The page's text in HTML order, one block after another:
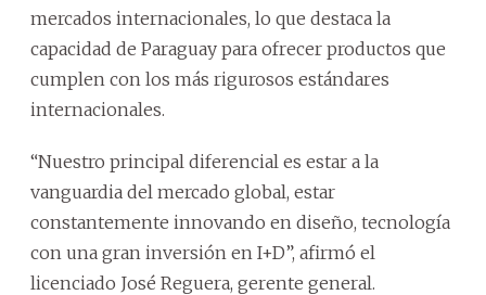
mercados internacionales, lo que destaca la
capacidad de Paraguay para ofrecer productos que
cumplen con los más rigurosos estándares
internacionales.
“Nuestro principal diferencial es estar a la
vanguardia del mercado global, estar
constantemente innovando en diseño, tecnología
con una gran inversión en I+D”, afirmó el
licenciado José Reguera, gerente general.